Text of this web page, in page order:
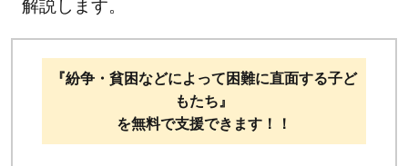
解説します。
『紛争・貧困などによって困難に直面する子ど
もたち』
を無料で支援できます！！